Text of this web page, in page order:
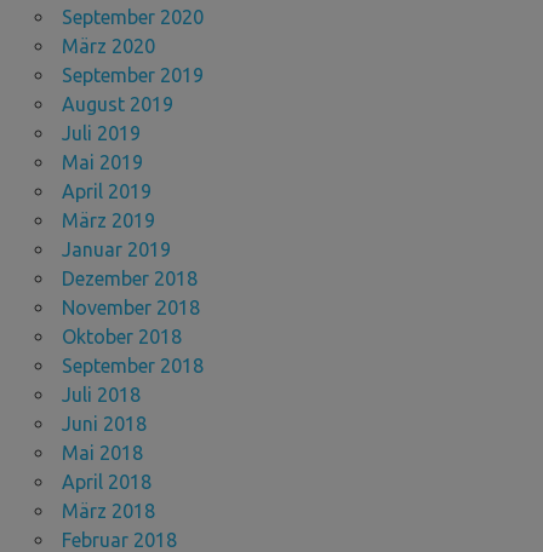
September 2020
März 2020
September 2019
August 2019
Juli 2019
Mai 2019
April 2019
März 2019
Januar 2019
Dezember 2018
November 2018
Oktober 2018
September 2018
Juli 2018
Juni 2018
Mai 2018
April 2018
März 2018
Februar 2018